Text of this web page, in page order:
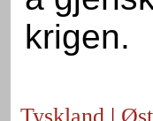
krigen.